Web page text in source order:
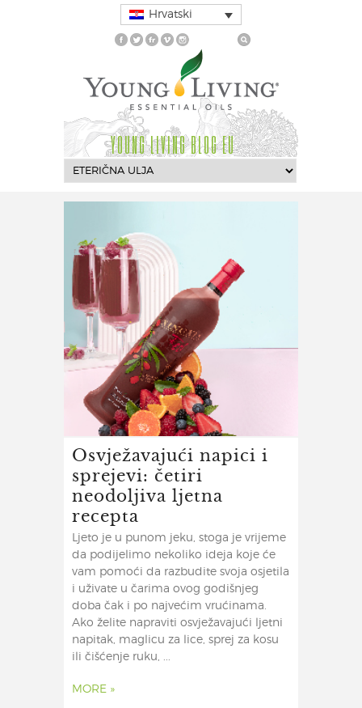
Hrvatski
YOUNG LIVING BLOG EU
Osvježavajući napici i
sprejevi: četiri
neodoljiva ljetna
recepta
Ljeto je u punom jeku, stoga je vrijeme
da podijelimo nekoliko ideja koje će
vam pomoći da razbudite svoja osjetila
i uživate u čarima ovog godišnjeg
doba čak i po najvećim vrućinama.
Ako želite napraviti osvježavajući ljetni
napitak, maglicu za lice, sprej za kosu
ili čišćenje ruku, ...
MORE »